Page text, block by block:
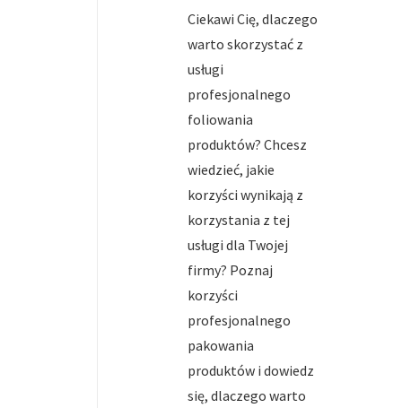
Ciekawi Cię, dlaczego
warto skorzystać z
usługi
profesjonalnego
foliowania
produktów? Chcesz
wiedzieć, jakie
korzyści wynikają z
korzystania z tej
usługi dla Twojej
firmy? Poznaj
korzyści
profesjonalnego
pakowania
produktów i dowiedz
się, dlaczego warto